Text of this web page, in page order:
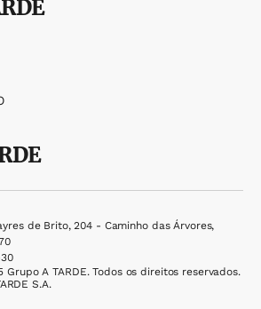
de Brito, 204 - Caminho das Árvores,
30
A TARDE. Todos os direitos reservados.
S.A.